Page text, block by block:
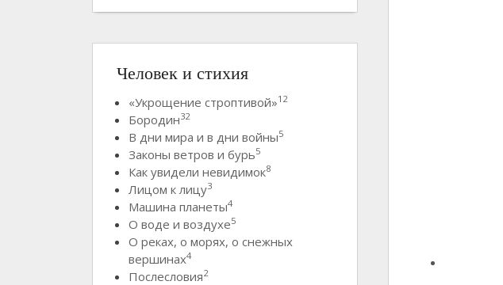
Человек и стихия
«Укрощение строптивой»12
Бородин32
В дни мира и в дни войны5
Законы ветров и бурь5
Как увидели невидимок8
Лицом к лицу3
Машина планеты4
О воде и воздухе5
О реках, о морях, о снежных
вершинах4
Послесловия2